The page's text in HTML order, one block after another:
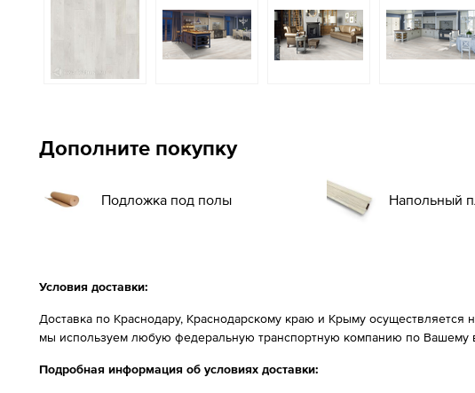
Дополните покупку
Подложка под полы Напольный
Условия доставки:
Доставка по Краснодару, Краснодарскому краю и Крыму
мы используем любую федеральную транспортную компанию по Вашему
Подробная информация об условиях доставки: